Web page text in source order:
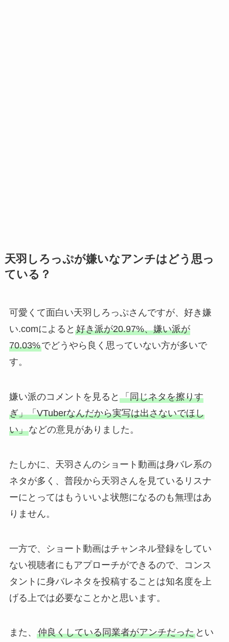
天羽しろっぷが嫌いなアンチはどう思っ
ている？
可愛くて面白い天羽しろっぷさんですが、好き嫌
い.comによると 好き派が20.97%、嫌い派が
70.03%でどうやら良く思っていない方が多いで
す。
嫌い派のコメントを見ると 「同じネタを擦りす
ぎ」「VTuberなんだから実写は出さないでほし
い」などの意見がありました。
たしかに、天羽さんのショート動画は身バレ系の
ネタが多く、普段から天羽さんを見ているリスナ
ーにとってはもういいよ状態になるのも無理はあ
りません。
一方で、ショート動画はチャンネル登録をしてい
ない視聴者にもアプローチができるので、コンス
タントに身バレネタを投稿することは知名度を上
げる上では必要なことかと思います。
また、 仲良くしている同業者がアンチだったとい